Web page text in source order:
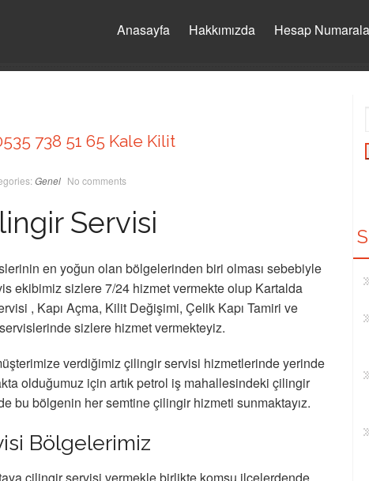
Anasayfa Hakkımızda Hesap
738 51 65 Kale Kilit
Genel No comments
Servisi
en yoğun olan bölgelerinden biri olması sebebiyle
ekibimiz sizlere 7/24 hizmet vermekte olup Kartalda
, Kapı Açma, Kilit Değişimi, Çelik Kapı Tamiri ve
sizlere hizmet vermekteyiz.
verdiğimiz çilingir servisi hizmetlerinde yerinde
olduğumuz için artık petrol iş mahallesindeki çilingir
bu bölgenin her semtine çilingir hizmeti sunmaktayız.
Bölgelerimiz